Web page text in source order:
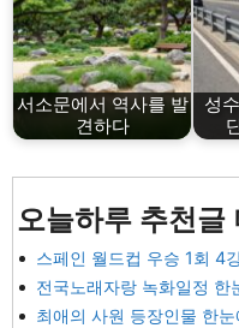
서소문에서 역사를 발
견하다
성
오늘하루 추천글
스페인 월드컵 우승 1회 4
전국노래자랑 녹화일정 한
최애의 사원 등장인물 한눈